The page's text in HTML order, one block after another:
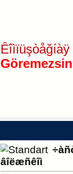
âîëæñêîì